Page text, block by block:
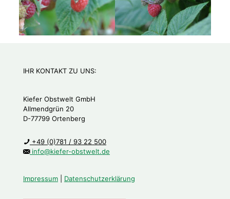
IHR KONTAKT ZU UNS:
Kiefer Obstwelt GmbH
Allmendgrün 20
D-77799 Ortenberg
+49 (0)781 / 93 22 500
info@kiefer-obstwelt.de
Impressum Datenschutzerklärung